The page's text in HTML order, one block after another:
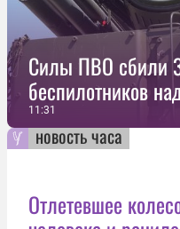
Силы ПВО сбили
беспилотников
11:31
новость часа
Отлетевшее